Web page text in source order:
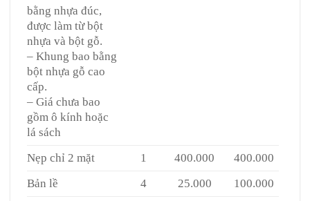
bằng nhựa đúc,
được làm từ bột
nhựa và bột gỗ.
– Khung bao bằng
bột nhựa gỗ cao
cấp.
– Giá chưa bao
gồm ô kính hoặc
lá sách
Nẹp chỉ 2 mặt 1 400.000
400.000
Bản lề
4 25.000
100.000